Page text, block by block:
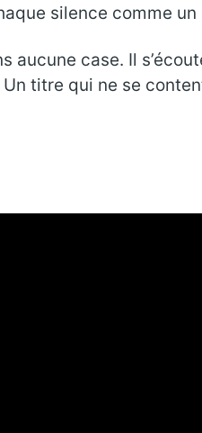
silence comme un
aucune case. Il
titre qui ne se